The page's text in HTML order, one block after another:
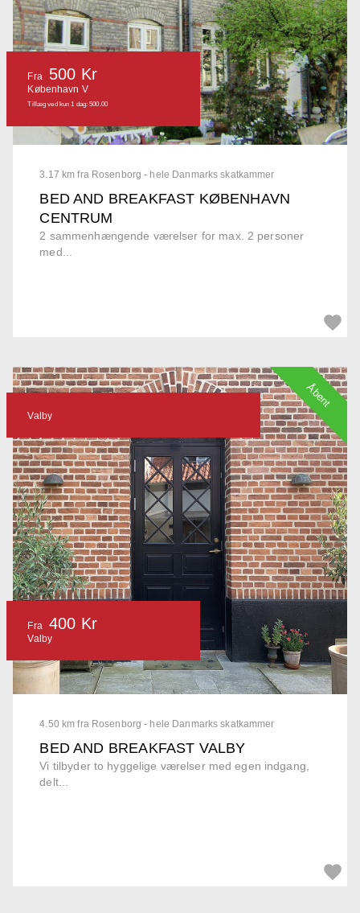
3.17 km fra Rosenborg - hele Danmarks skatkammer
BED AND BREAKFAST KØBENHAVN
CENTRUM
2 sammenhængende værelser for max. 2 personer
med...
Fra 500 Kr
København V
Tillæg ved kun 1 dag: 500.00
4.50 km fra Rosenborg - hele Danmarks skatkammer
BED AND BREAKFAST VALBY
Vi tilbyder to hyggelige værelser med egen indgang,
delt...
Valby
Fra 400 Kr
Valby
Åbent